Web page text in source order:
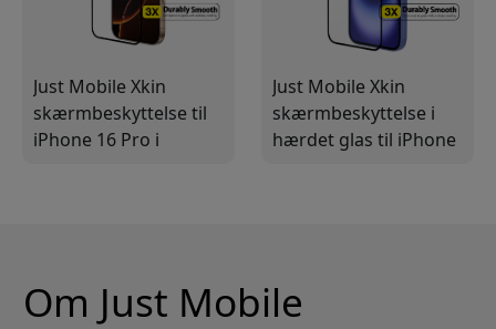
Just Mobile Xkin
skærmbeskyttelse til
iPhone 16 Pro i
Just Mobile Xkin
skærmbeskyttelse i
hærdet glas til iPhone
Om Just Mobile